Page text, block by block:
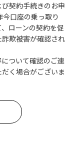
契約手続きのお申
口座の乗っ取り
ローンの契約を促
欺被害が確認され
ついて確認のご連
く場合がございま